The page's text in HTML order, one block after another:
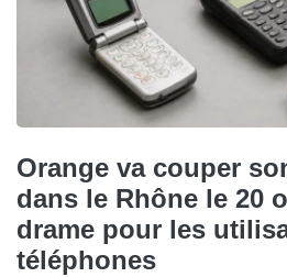
Orange va couper
dans le Rhône le 20
drame pour les
téléphones